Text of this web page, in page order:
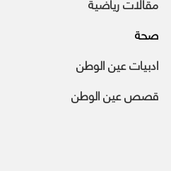
صحة
ادبيات عين الوطن
قصص عين الوطن